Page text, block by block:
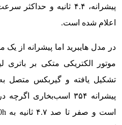
اعلام شده است.
پیشرانه ۳۵۴ اسب‌بخاری